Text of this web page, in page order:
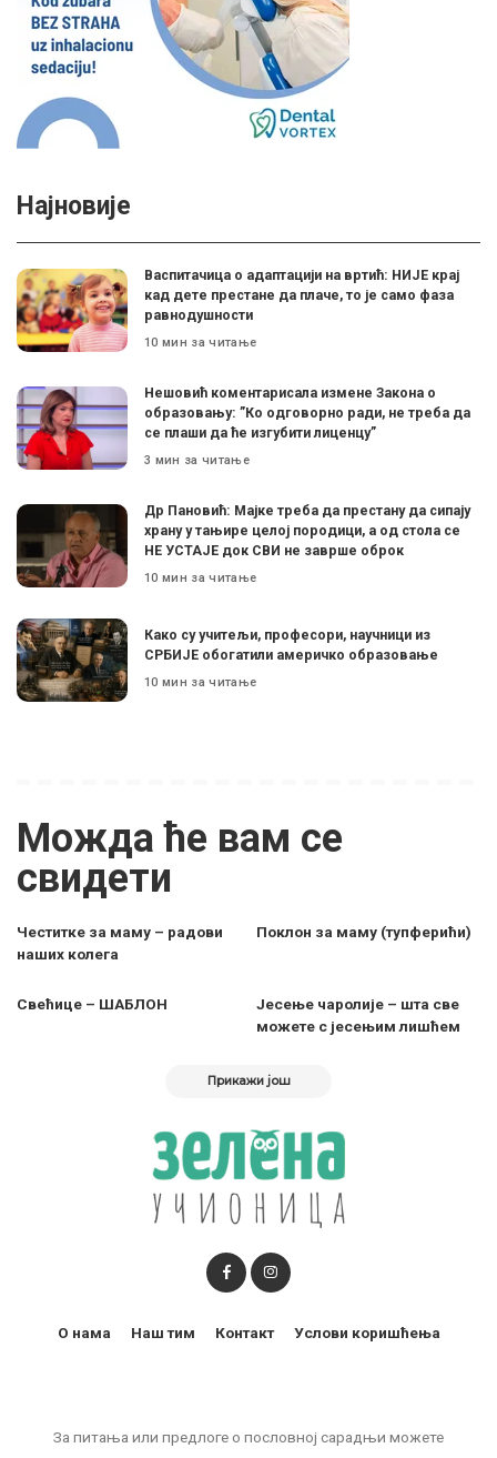
Најновије
Васпитачица о адаптацији на вртић: НИЈЕ крај
кад дете престане да плаче, то је само фаза
равнодушности
10 мин за читање
Нешовић коментарисала измене Закона о
образовању: ”Ко одговорно ради, не треба да
се плаши да ће изгубити лиценцу”
3 мин за читање
Др Пановић: Мајке треба да престану да сипају
храну у тањире целој породици, а од стола се
НЕ УСТАЈЕ док СВИ не заврше оброк
10 мин за читање
Како су учитељи, професори, научници из
СРБИЈЕ обогатили америчко образовање
10 мин за читање
Можда ће вам се
свидети
Честитке за маму – радови
наших колега
Поклон за маму (тупферићи)
Свећице – ШАБЛОН
Jeсење чаролије – шта све
можете с јесењим лишћем
Прикажи још
За питања или предлоге о пословној сарадњи можете
О нама Наш тим Контакт Услови коришћења